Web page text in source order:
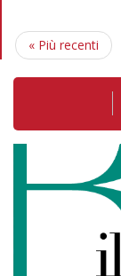
« Più recenti